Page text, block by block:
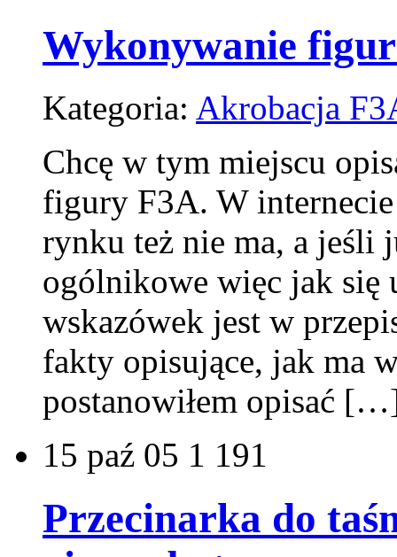
Wykonywanie
Kategoria: Akrobacja
Chcę w tym miejscu
figury F3A. W
rynku też nie ma, a jeśli
ogólnikowe więc jak się
wskazówek jest w
fakty opisujące, jak ma
postanowiłem opisać
15 paź 05 1 191
Przecinarka do